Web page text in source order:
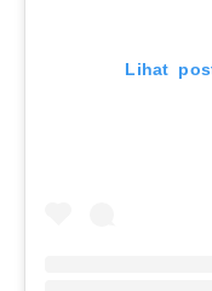
Lihat